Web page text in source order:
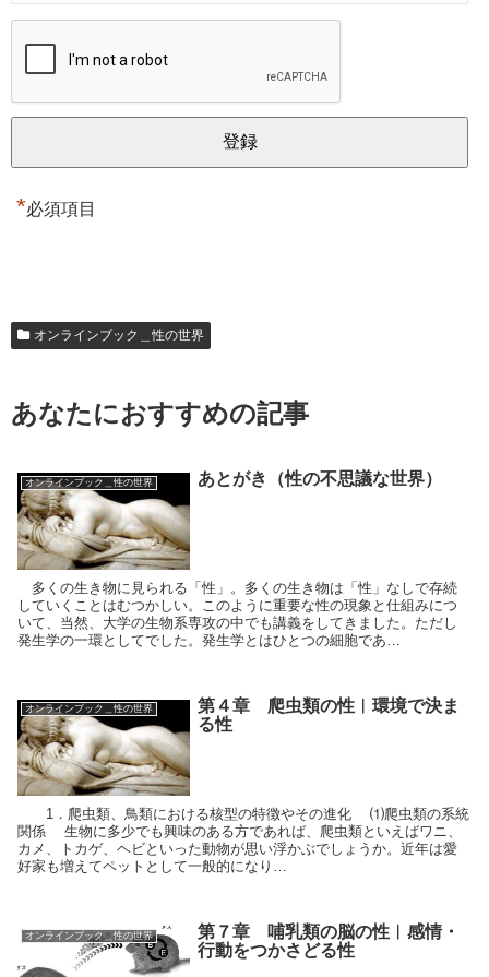
*必須項目
オンラインブック＿性の世界
あなたにおすすめの記事
オンラインブック＿性の世界 あとがき（性の不思議な世界）
多くの生き物に見られる「性」。多くの生き物は「性」なしで存続
していくことはむつかしい。このように重要な性の現象と仕組みにつ
いて、当然、大学の生物系専攻の中でも講義をしてきました。ただし
発生学の一環としてでした。発生学とはひとつの細胞であ…
オンラインブック＿性の世界
第４章 爬虫類の性︱環境で決ま
る性
1．爬虫類、鳥類における核型の特徴やその進化 ⑴爬虫類の系統
関係 生物に多少でも興味のある方であれば、爬虫類といえばワニ、
カメ、トカゲ、ヘビといった動物が思い浮かぶでしょうか。近年は愛
好家も増えてペットとして一般的になり…
オンラインブック＿性の世界
第７章 哺乳類の脳の性︱感情・
行動をつかさどる性